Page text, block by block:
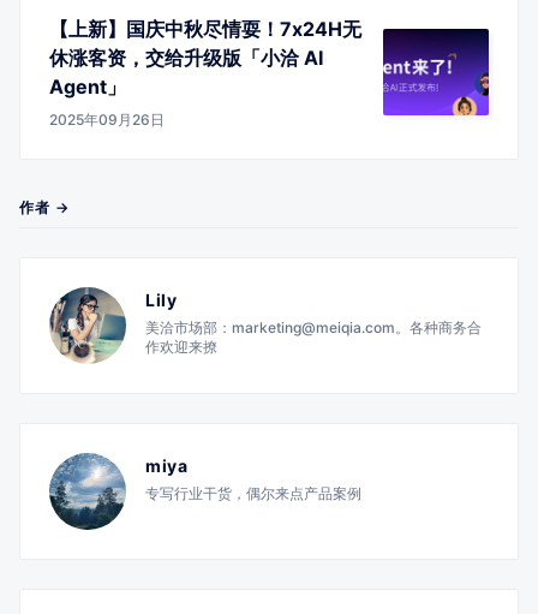
【上新】国庆中秋尽情耍！7x24H无
休涨客资，交给升级版「小洽 AI
Agent」
2025年09月26日
作者 →
Lily
美洽市场部：marketing@meiqia.com。各种商务合
作欢迎来撩
miya
专写行业干货，偶尔来点产品案例